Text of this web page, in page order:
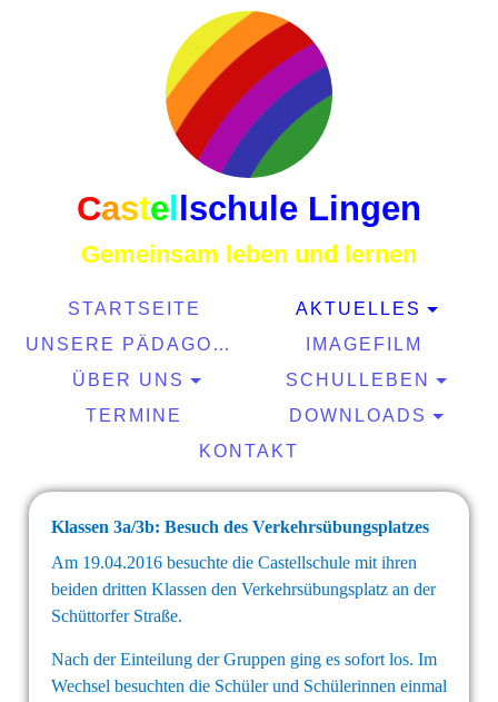
Castel schule Lingen
Gemeinsam leben und lernen
STARTSEITE
AKTUELLES
UNSERE PÄDAGOGIK
IMAGEFILM
ÜBER UNS
SCHULLEBEN
TERMINE
DOWNLOADS
KONTAKT
Klassen 3a/3b: Besuch des Verkehrsübungsplatzes
Am 19.04.2016 besuchte die Castellschule mit ihren
beiden dritten Klassen den Verkehrsübungsplatz an der
Schüttorfer Straße.
Nach der Einteilung der Gruppen ging es sofort los. Im
Wechsel besuchten die Schüler und Schülerinnen einmal